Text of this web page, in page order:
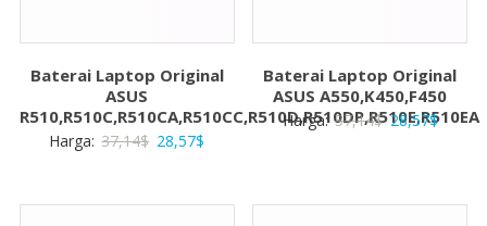
Baterai Laptop Original
ASUS
R510,R510C,R510CA,R510CC,R510D,R510DP,R510E,R510EA
Harga: 37,14$ Harga
28,57$
Baterai Laptop Original
ASUS A550,K450,F450
Harga: 37,14$Harga
37,14$.
28,57$Harga
adalah: